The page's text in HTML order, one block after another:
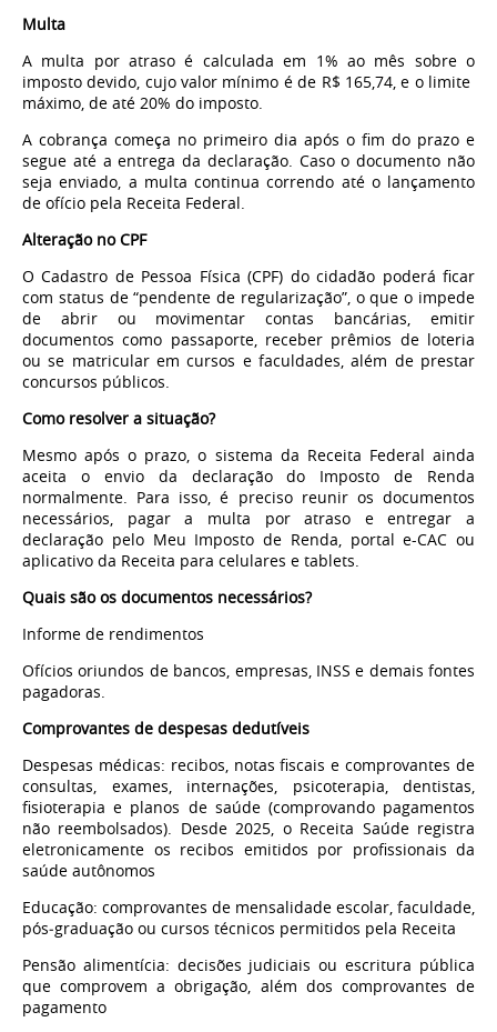
Multa
A multa por atraso é calculada em 1% ao mês sobre o
imposto devido, cujo valor mínimo é de R$ 165,74, e o limite
máximo, de até 20% do imposto.
A cobrança começa no primeiro dia após o fim do prazo e
segue até a entrega da declaração. Caso o documento não
seja enviado, a multa continua correndo até o lançamento
de ofício pela Receita Federal.
Alteração no CPF
O Cadastro de Pessoa Física (CPF) do cidadão poderá ficar
com status de “pendente de regularização”, o que o impede
de abrir ou movimentar contas bancárias, emitir
documentos como passaporte, receber prêmios de loteria
ou se matricular em cursos e faculdades, além de prestar
concursos públicos.
Como resolver a situação?
Mesmo após o prazo, o sistema da Receita Federal ainda
aceita o envio da declaração do Imposto de Renda
normalmente. Para isso, é preciso reunir os documentos
necessários, pagar a multa por atraso e entregar a
declaração pelo Meu Imposto de Renda, portal e-CAC ou
aplicativo da Receita para celulares e tablets.
Quais são os documentos necessários?
Informe de rendimentos
Ofícios oriundos de bancos, empresas, INSS e demais fontes
pagadoras.
Comprovantes de despesas dedutíveis
Despesas médicas: recibos, notas fiscais e comprovantes de
consultas, exames, internações, psicoterapia, dentistas,
fisioterapia e planos de saúde (comprovando pagamentos
não reembolsados). Desde 2025, o Receita Saúde registra
eletronicamente os recibos emitidos por profissionais da
saúde autônomos
Educação: comprovantes de mensalidade escolar, faculdade,
pós‑graduação ou cursos técnicos permitidos pela Receita
Pensão alimentícia: decisões judiciais ou escritura pública
que comprovem a obrigação, além dos comprovantes de
pagamento